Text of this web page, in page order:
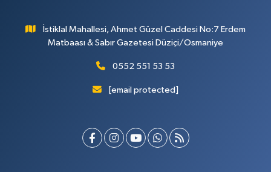
İstiklal Mahallesi, Ahmet Güzel Caddesi No:7 Erdem
Matbaası & Sabır Gazetesi Düziçi/Osmaniye
0552 551 53 53
[email protected]